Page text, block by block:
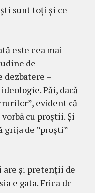
sunt toți și ce
este cea mai
de
dezbatere –
Păi, dacă
evident că
cu proștii. Și
grija de ”proști”
are și pretenții de
e gata. Frica de